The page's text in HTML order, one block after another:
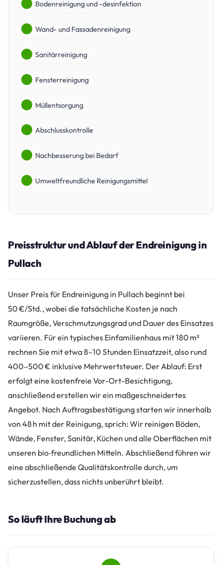
Bodenreinigung und -desinfektion
Wand- und Fassadenreinigung
Sanitärreinigung
Fensterreinigung
Müllentsorgung
Abschlusskontrolle
Nachbesserung bei Bedarf
Umweltfreundliche Reinigungsmittel
Preisstruktur und Ablauf der Endreinigung in
Pullach
Unser Preis für Endreinigung in Pullach beginnt bei
50 €/Std., wobei die tatsächliche Kosten je nach
Raumgröße, Verschmutzungsgrad und Dauer des Einsatzes
variieren. Für ein typisches Einfamilienhaus mit 180 m²
rechnen Sie mit etwa 8–10 Stunden Einsatzzeit, also rund
400–500 € inklusive Mehrwertsteuer. Der Ablauf: Erst
erfolgt eine kostenfreie Vor-Ort-Besichtigung,
anschließend erstellen wir ein maßgeschneidertes
Angebot. Nach Auftragsbestätigung starten wir innerhalb
von 48 h mit der Reinigung, sprich: Wir reinigen Böden,
Wände, Fenster, Sanitär, Küchen und alle Oberflächen mit
unseren bio‑freundlichen Mitteln. Abschließend führen wir
eine abschließende Qualitätskontrolle durch, um
sicherzustellen, dass nichts unberührt bleibt.
So läuft Ihre Buchung ab